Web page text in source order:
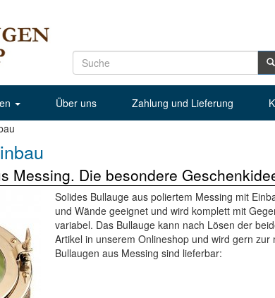
Über uns Zahlung und Lieferung
Messing. Die besondere
Solides Bullauge aus poliertem Messing mit
und Wände geeignet und wird komplett mit
variabel. Das Bullauge kann nach Lösen der
Artikel in unserem Onlineshop und wird gern
Bullaugen aus Messing sind lieferbar: